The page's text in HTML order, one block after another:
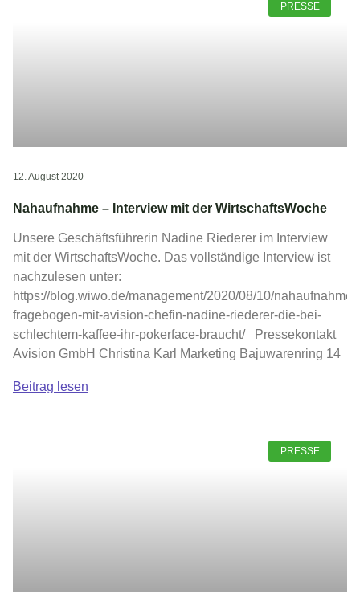
PRESSE
Nahaufnahme – Interview mit der WirtschaftsWoche
Unsere Geschäftsführerin Nadine Riederer im Interview
mit der WirtschaftsWoche. Das vollständige Interview ist
nachzulesen unter:
https://blog.wiwo.de/management/2020/08/10/nahaufnahme-
fragebogen-mit-avision-chefin-nadine-riederer-die-bei-
schlechtem-kaffee-ihr-pokerface-braucht/ Pressekontakt
Avision GmbH Christina Karl Marketing Bajuwarenring 14
Beitrag lesen
12. August 2020
PRESSE